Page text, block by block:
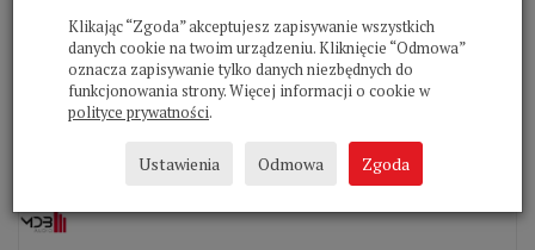
obsłudze i perfekcyjnie wykonany....
26 990,00 zł *
Do koszyka
Klikając “Zgoda” akceptujesz zapisywanie wszystkich
danych cookie na twoim urządzeniu. Kliknięcie “Odmowa”
oznacza zapisywanie tylko danych niezbędnych do
funkcjonowania strony. Więcej informacji o cookie w
polityce prywatności.
Ustawienia Odmowa Zgoda